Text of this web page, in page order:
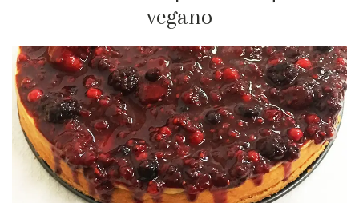
vegano
¡Recibe las nuevas recetas